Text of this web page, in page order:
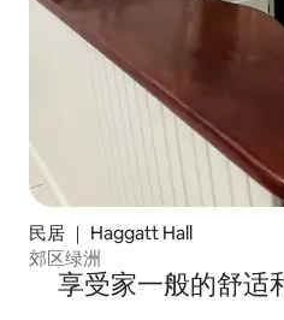
民居 ｜ Haggatt Hall
郊区绿洲
享受家一般的舒适